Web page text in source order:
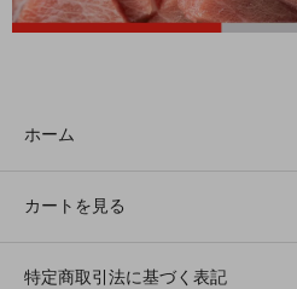
ホーム
カートを見る
特定商取引法に基づく表記